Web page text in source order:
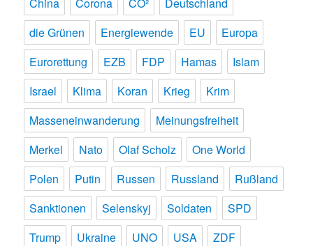
die Grünen
Energiewende EU
Europa
Eurorettung
EZB FDP Hamas
Islam
Israel
Klima Koran Krieg
Krim
Masseneinwanderung
Meinungsfreiheit
Merkel
Nato Olaf Scholz
One World
Polen
Putin Russen Russland
Rußland
Sanktionen
Selenskyj Soldaten
SPD
Trump
Ukraine UNO USA ZDF